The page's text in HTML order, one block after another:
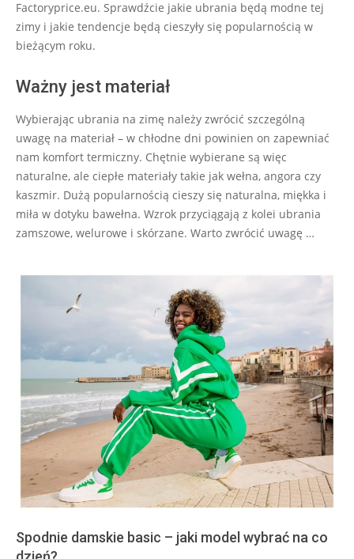
Factoryprice.eu. Sprawdźcie jakie ubrania będą modne tej
zimy i jakie tendencje będą cieszyły się popularnością w
bieżącym roku.
Ważny jest materiał
Wybierając ubrania na zimę należy zwrócić szczególną
uwagę na materiał – w chłodne dni powinien on zapewniać
nam komfort termiczny. Chętnie wybierane są więc
naturalne, ale ciepłe materiały takie jak wełna, angora czy
kaszmir. Dużą popularnością cieszy się naturalna, miękka i
miła w dotyku bawełna. Wzrok przyciągają z kolei ubrania
zamszowe, welurowe i skórzane. Warto zwrócić uwagę …
Spodnie damskie basic – jaki model wybrać na co